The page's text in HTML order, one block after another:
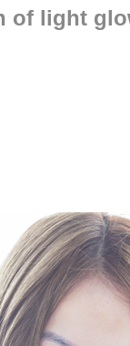
of light